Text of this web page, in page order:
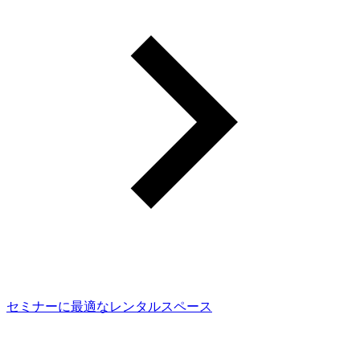
セミナーに最適なレンタルスペース